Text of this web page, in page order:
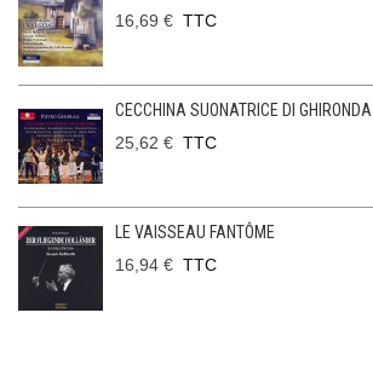
16,69 € TTC
CECCHINA SUONATRICE DI GHIRONDA
25,62 € TTC
LE VAISSEAU FANTÔME
16,94 € TTC